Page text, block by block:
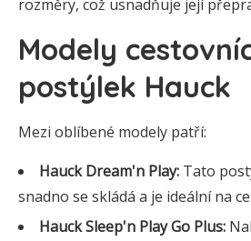
rozměry, což usnadňuje její
Modely
postýlek Hauck
Mezi oblíbené modely patří:
Hauck Dream'n Play: Tato
snadno se skládá a je ideální na
Hauck Sleep'n Play Go Plus: